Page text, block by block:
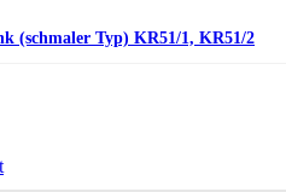
(schmaler Typ) KR51/1, KR51/2